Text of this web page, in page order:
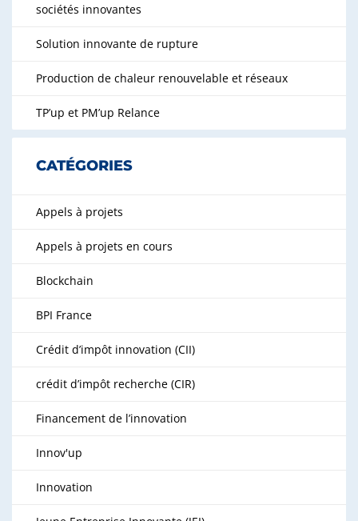
sociétés innovantes
Solution innovante de rupture
Production de chaleur renouvelable et réseaux
TP’up et PM’up Relance
CATÉGORIES
Appels à projets
Appels à projets en cours
Blockchain
BPI France
Crédit d’impôt innovation (CII)
crédit d’impôt recherche (CIR)
Financement de l’innovation
Innov'up
Innovation